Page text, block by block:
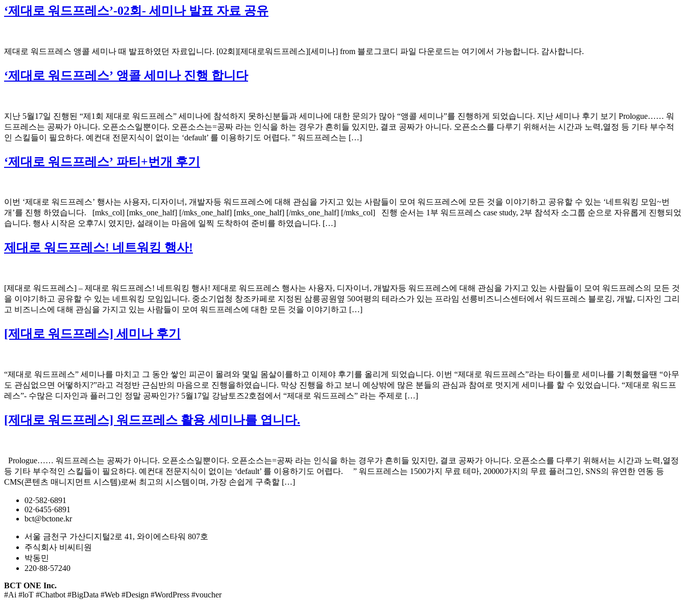
‘제대로 워드프레스’-02회- 세미나 발표 자료 공유
제대로 워드프레스 앵콜 세미나 때 발표하였던 자료입니다. [02회][제대로워드프레스][세미나] from 블로그코디 파일 다운로드는 여기에서 가능합니다. 감사합니다.
‘제대로 워드프레스’ 앵콜 세미나 진행 합니다
지난 5월17일 진행된 “제1회 제대로 워드프레스” 세미나에 참석하지 못하신분들과 세미나에 대한 문의가 많아 “앵콜 세미나”를 진행하게 되었습니다. 지난 세미나 후기 보기 Prologue…… 워
드프레스는 공짜가 아니다. 오픈소스일뿐이다. 오픈소스는=공짜 라는 인식을 하는 경우가 흔히들 있지만, 결코 공짜가 아니다. 오픈소스를 다루기 위해서는 시간과 노력,열정 등 기타 부수적
인 스킬들이 필요하다. 예컨대 전문지식이 없이는 ‘default’ 를 이용하기도 어렵다. ” 워드프레스는 […]
‘제대로 워드프레스’ 파티+번개 후기
이번 ‘제대로 워드프레스’ 행사는 사용자, 디자이너, 개발자등 워드프레스에 대해 관심을 가지고 있는 사람들이 모여 워드프레스에 모든 것을 이야기하고 공유할 수 있는 ‘네트워킹 모임~번
개’를 진행 하였습니다. [mks_col] [mks_one_half] [/mks_one_half] [mks_one_half] [/mks_one_half] [/mks_col] 진행 순서는 1부 워드프레스 case study, 2부 참석자 소그룹 순으로 자유롭게 진행되었
습니다. 행사 시작은 오후7시 였지만, 설래이는 마음에 일찍 도착하여 준비를 하였습니다. […]
제대로 워드프레스! 네트워킹 행사!
[제대로 워드프레스] – 제대로 워드프레스! 네트워킹 행사! 제대로 워드프레스 행사는 사용자, 디자이너, 개발자등 워드프레스에 대해 관심을 가지고 있는 사람들이 모여 워드프레스의 모든 것
을 이야기하고 공유할 수 있는 네트워킹 모임입니다. 중소기업청 창조카페로 지정된 삼릉공원옆 50여평의 테라스가 있는 프라임 선릉비즈니스센터에서 워드프레스 블로깅, 개발, 디자인 그리
고 비즈니스에 대해 관심을 가지고 있는 사람들이 모여 워드프레스에 대한 모든 것을 이야기하고 […]
[제대로 워드프레스] 세미나 후기
“제대로 워드프레스” 세미나를 마치고 그 동안 쌓인 피곤이 몰려와 몇일 몸살이를하고 이제야 후기를 올리게 되었습니다. 이번 “제대로 워드프레스”라는 타이틀로 세미나를 기획했을땐 “아무
도 관심없으면 어떻하지?”라고 걱정반 근심반의 마음으로 진행을하였습니다. 막상 진행을 하고 보니 예상밖에 많은 분들의 관심과 참여로 멋지게 세미나를 할 수 있었습니다. “제대로 워드프
레스”- 수많은 디자인과 플러그인 정말 공짜인가? 5월17일 강남토즈2호점에서 “제대로 워드프레스” 라는 주제로 […]
[제대로 워드프레스] 워드프레스 활용 세미나를 엽니다.
Prologue…… 워드프레스는 공짜가 아니다. 오픈소스일뿐이다. 오픈소스는=공짜 라는 인식을 하는 경우가 흔히들 있지만, 결코 공짜가 아니다. 오픈소스를 다루기 위해서는 시간과 노력,열정
등 기타 부수적인 스킬들이 필요하다. 예컨대 전문지식이 없이는 ‘default’ 를 이용하기도 어렵다. ” 워드프레스는 1500가지 무료 테마, 20000가지의 무료 플러그인, SNS의 유연한 연동 등
CMS(콘텐츠 매니지먼트 시스템)로써 최고의 시스템이며, 가장 손쉽게 구축할 […]
02·582·6891
02·6455·6891
bct@bctone.kr
서울 금천구 가산디지털2로 41, 와이에스타워 807호
주식회사 비씨티원
박동민
220·88·57240
BCT ONE Inc.
#Ai #loT #Chatbot #BigData #Web #Design #WordPress #voucher